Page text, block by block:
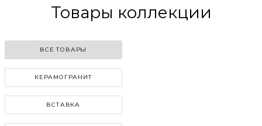
Товары коллекции
ВСЕ ТОВАРЫ
КЕРАМОГРАНИТ
ВСТАВКА